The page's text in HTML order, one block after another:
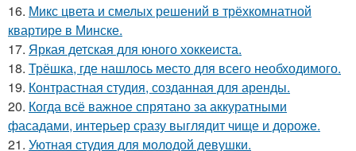
16. Микс цвета и смелых решений в трёхкомнатной
квартире в Минске.
17. Яркая детская для юного хоккеиста.
18. Трёшка, где нашлось место для всего необходимого.
19. Контрастная студия, созданная для аренды.
20. Когда всё важное спрятано за аккуратными
фасадами, интерьер сразу выглядит чище и дороже.
21. Уютная студия для молодой девушки.